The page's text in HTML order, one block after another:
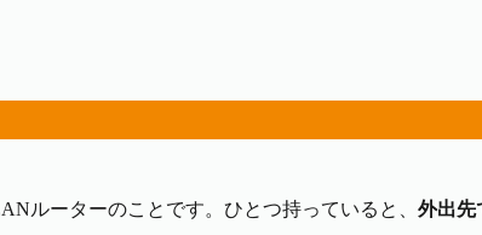
ルーターのことです。ひとつ持っていると、 外出先